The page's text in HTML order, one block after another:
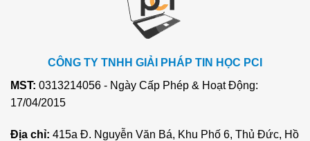
CÔNG TY TNHH GIẢI PHÁP TIN HỌC PCI
MST: 0313214056 - Ngày Cấp Phép & Hoạt Động:
17/04/2015
Địa chỉ: 415a Đ. Nguyễn Văn Bá, Khu Phố 6, Thủ Đức, Hồ